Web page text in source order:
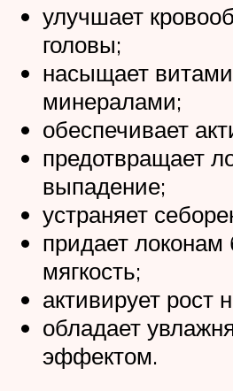
улучшает
головы;
насыщает
минералами;
обеспечивает
предотвращает
выпадение;
устраняет
придает локонам
мягкость;
активирует рост
обладает
эффектом.